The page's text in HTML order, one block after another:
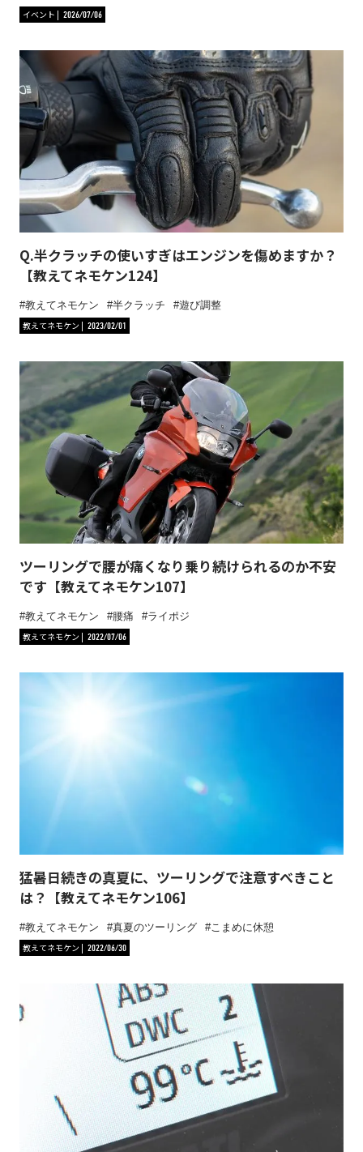
イベント 2026/07/06
Q.半クラッチの使いすぎはエンジンを傷めますか？
【教えてネモケン124】
教えてネモケン 半クラッチ
遊び調整
教えてネモケン
2023/02/01
ツーリングで腰が痛くなり乗り続けられるのか不安
です【教えてネモケン107】
教えてネモケン 腰痛
ライポジ
教えてネモケン
2022/07/06
猛暑日続きの真夏に、ツーリングで注意すべきこと
は？【教えてネモケン106】
教えてネモケン 真夏のツーリング
こまめに休憩
教えてネモケン
2022/06/30